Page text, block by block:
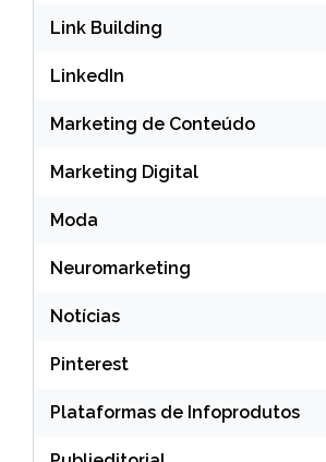
Link Building
LinkedIn
Marketing de Conteúdo
Marketing Digital
Moda
Neuromarketing
Notícias
Pinterest
Plataformas de Infoprodutos